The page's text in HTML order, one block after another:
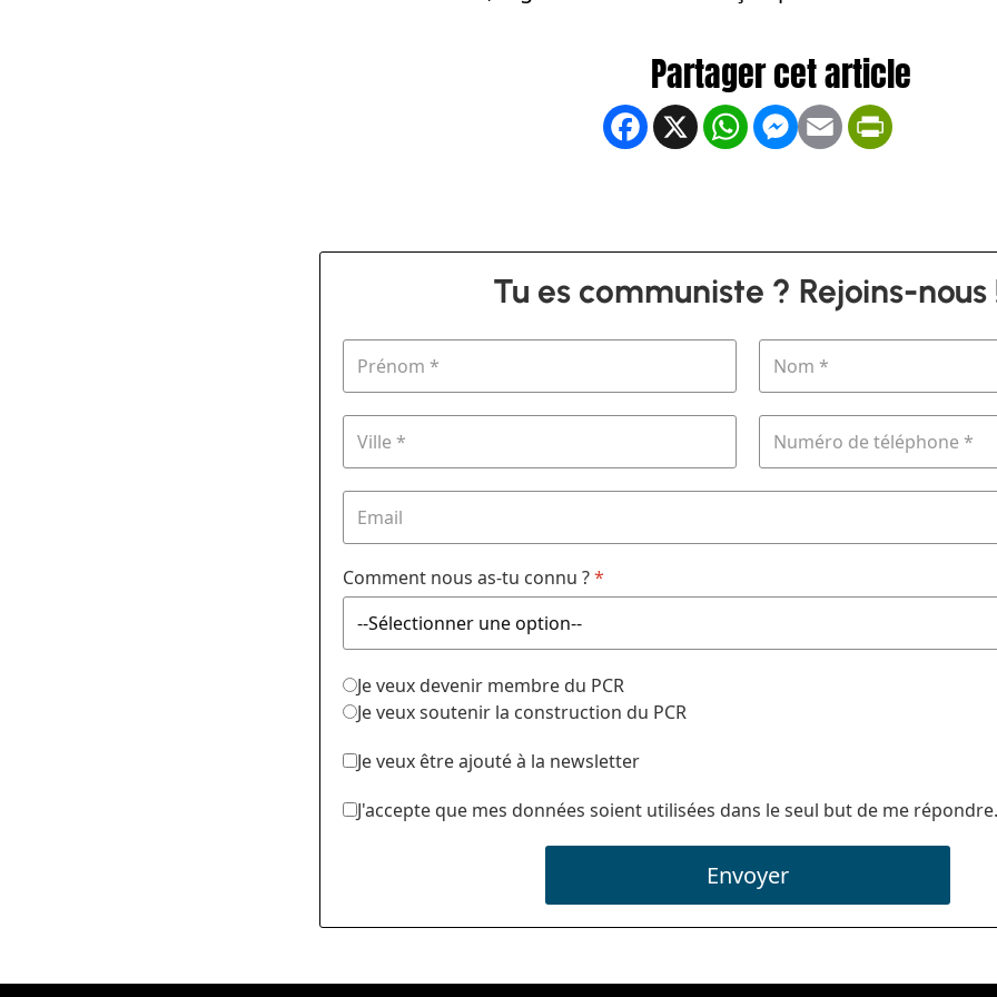
Facebook
X WhatsApp
Messenger
Email
Tu es communiste ? Rejoins-nous
Comment nous as-tu connu ?*
Je veux devenir membre du PCR
Je veux soutenir la construction du PCR
Je veux être ajouté à la newsletter
J'accepte que mes données soient utilisées dans le seul but de me répondre.
Envoyer